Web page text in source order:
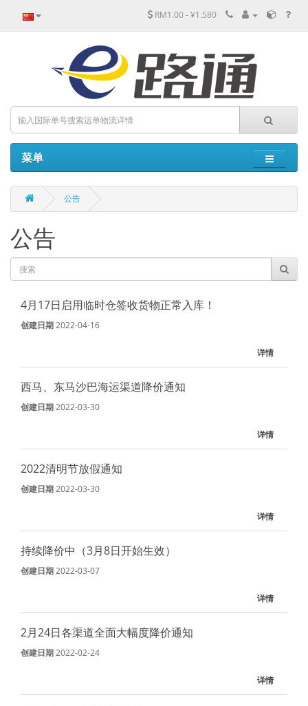
RM1.00 - ¥1.580
菜单
公告
公告
4月17日启用临时仓签收货物正常入库！
创建日期2022-04-16
详情
西马、东马沙巴海运渠道降价通知
创建日期2022-03-30
详情
2022清明节放假通知
创建日期2022-03-30
详情
持续降价中（3月8日开始生效）
创建日期2022-03-07
详情
2月24日各渠道全面大幅度降价通知
创建日期2022-02-24
详情